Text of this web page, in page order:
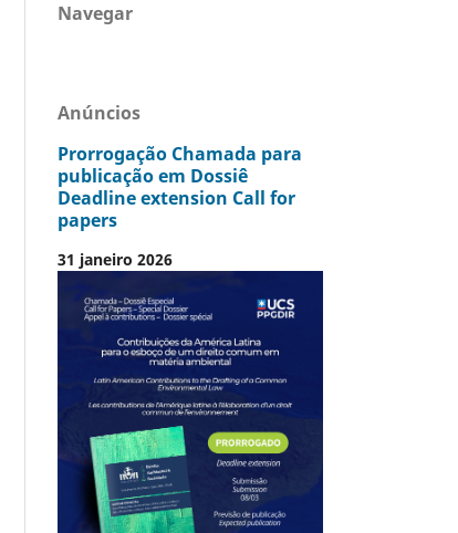
Navegar
Anúncios
Prorrogação Chamada para
publicação em Dossiê
Deadline extension Call for
papers
31 janeiro 2026